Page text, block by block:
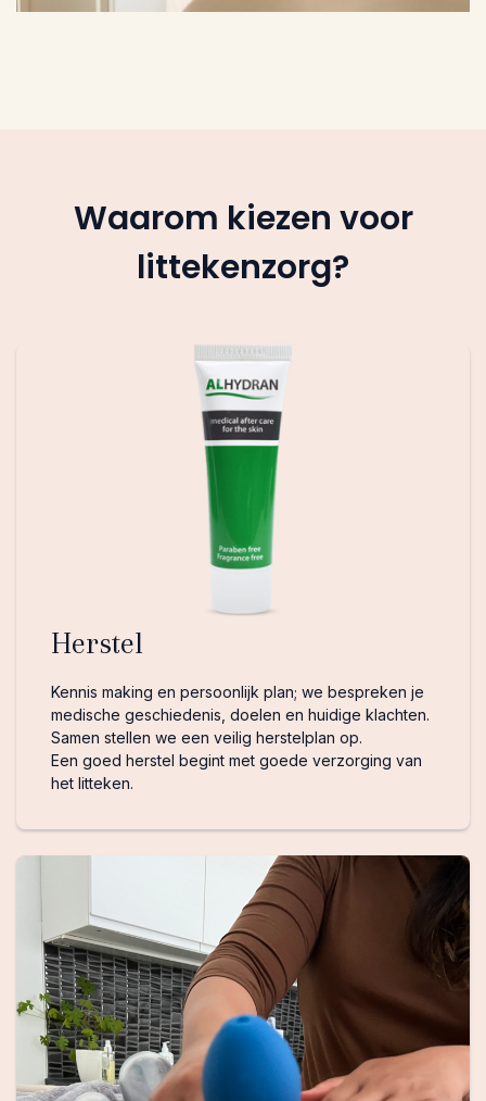
Waarom kiezen voor
littekenzorg?
Herstel
Kennis making en persoonlijk plan; we bespreken je
medische geschiedenis, doelen en huidige klachten.
Samen stellen we een veilig herstelplan op.
Een goed herstel begint met goede verzorging van
het litteken.